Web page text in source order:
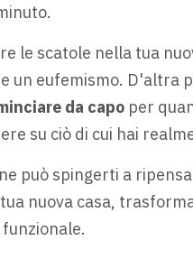
le scatole nella tua
un eufemismo. D'altra
da capoper
su ciò di cui hai
può spingerti a
nuova casa,